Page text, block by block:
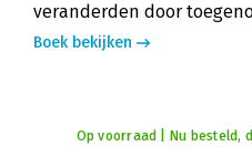
veranderden door
Boek bekijken
Op voorraad | Nu besteld,